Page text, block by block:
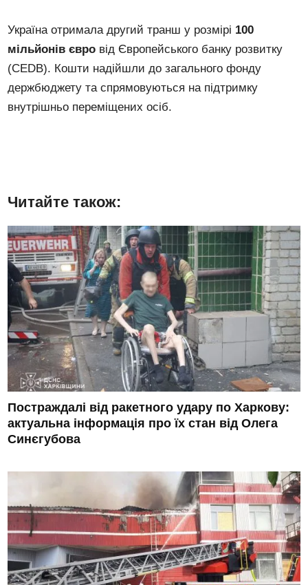
Україна отримала другий транш у розмірі 100
мільйонів євро від Європейського банку розвитку
(CEDB). Кошти надійшли до загального фонду
держбюджету та спрямовуються на підтримку
внутрішньо переміщених осіб.
Читайте також:
Постраждалі від ракетного удару по Харкову:
актуальна інформація про їх стан від Олега
Синєгубова